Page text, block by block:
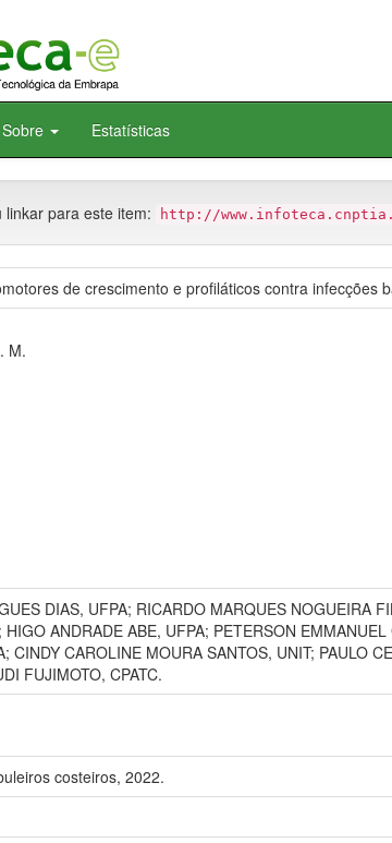
Sobre Estatísticas
para este item: http://
de crescimento e profiláticos contra infecções
M.
DIAS, UFPA; RICARDO MARQUES NOGUEIRA
HIGO ANDRADE ABE, UFPA; PETERSON
CINDY CAROLINE MOURA SANTOS, UNIT; PAULO
FUJIMOTO, CPATC.
costeiros, 2022.